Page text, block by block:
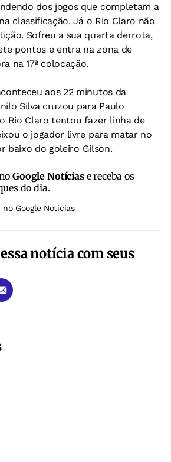
dos jogos que completam a
classificação. Já o Rio Claro não
Sofreu a sua quarta derrota,
pontos e entra na zona de
na 17ª colocação.
aos 22 minutos da
Silva cruzou para Paulo
Rio Claro tentou fazer linha de
o jogador livre para matar no
baixo do goleiro Gilson.
Google Notíciase receba os
do dia.
no Google Noticias
notícia com seus